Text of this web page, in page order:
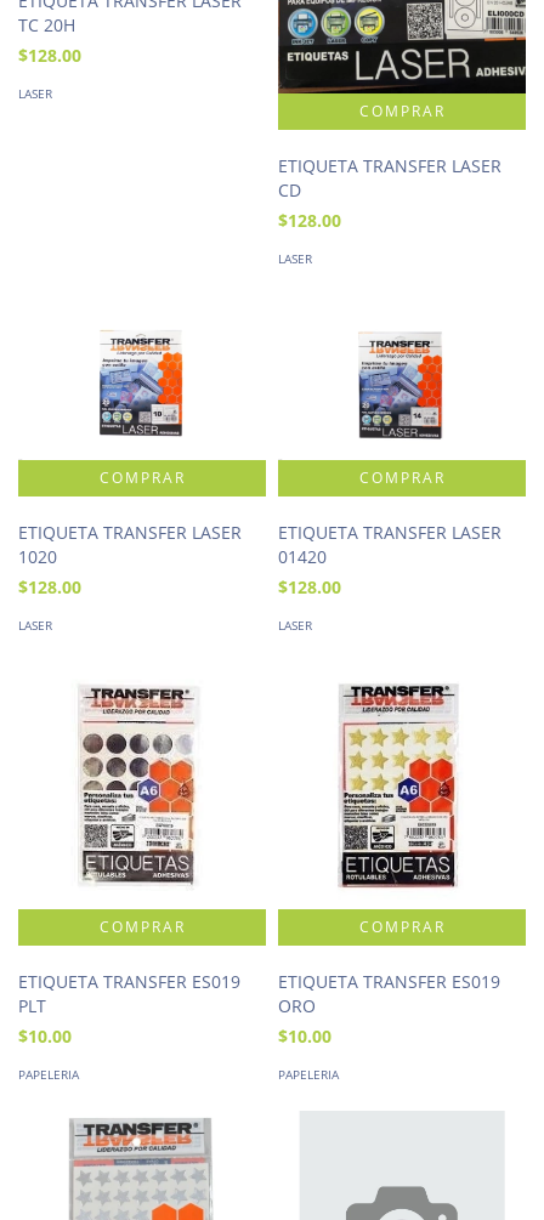
TC 20H
$128.00
LASER
ETIQUETA TRANSFER LASER
CD
$128.00
LASER
ETIQUETA TRANSFER LASER
1020
$128.00
LASER
ETIQUETA TRANSFER LASER
01420
$128.00
LASER
ETIQUETA TRANSFER ES019
PLT
$10.00
PAPELERIA
ETIQUETA TRANSFER ES019
ORO
$10.00
PAPELERIA